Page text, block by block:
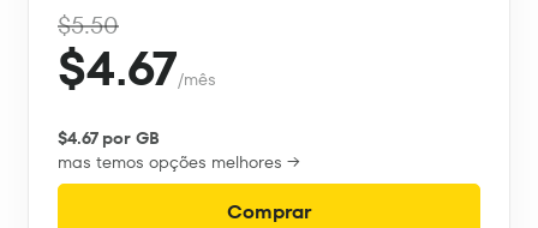
$5.50
$4.67/mês
$4.67 por GB
mas temos opções melhores →
Comprar